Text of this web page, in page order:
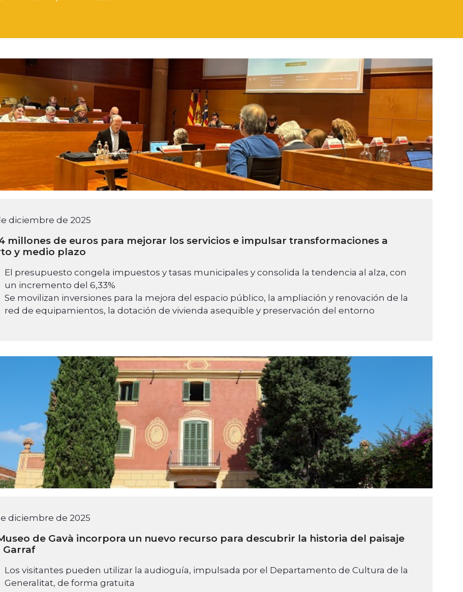
diciembre de 2025
millones de euros para mejorar los servicios e impulsar transformaciones a
y medio plazo
El presupuesto congela impuestos y tasas municipales y consolida la tendencia al alza, con
un incremento del 6,33%
Se movilizan inversiones para la mejora del espacio público, la ampliación y renovación de la
red de equipamientos, la dotación de vivienda asequible y preservación del entorno
diciembre de 2025
de Gavà incorpora un nuevo recurso para descubrir la historia del paisaje
Garraf
Los visitantes pueden utilizar la audioguía, impulsada por el Departamento de Cultura de la
Generalitat, de forma gratuita